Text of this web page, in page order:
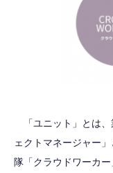
「ユニット」とは、
ェクトマネージャー
隊「クラウドワーカ